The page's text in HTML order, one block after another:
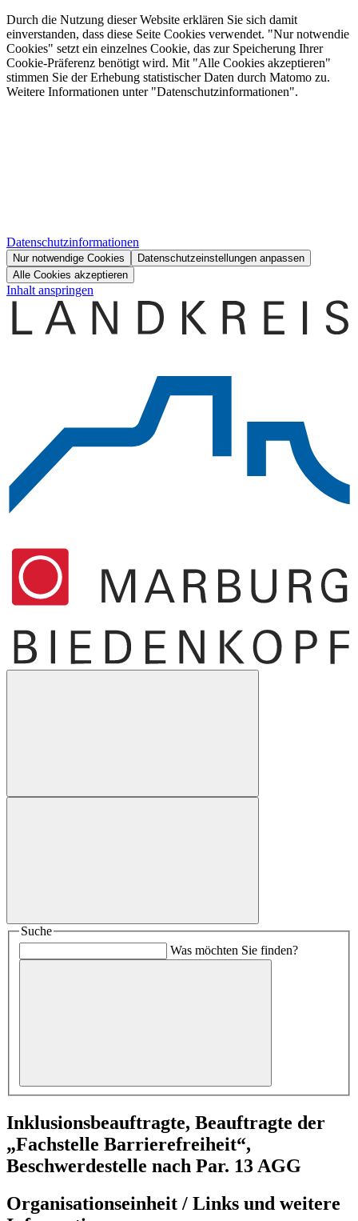
Durch die Nutzung dieser Website erklären Sie sich damit
einverstanden, dass diese Seite Cookies verwendet. "Nur notwendie
Cookies" setzt ein einzelnes Cookie, das zur Speicherung Ihrer
Cookie-Präferenz benötigt wird. Mit "Alle Cookies akzeptieren"
stimmen Sie der Erhebung statistischer Daten durch Matomo zu.
Weitere Informationen unter "Datenschutzinformationen".
Datenschutzinformationen
Nur notwendige Cookies
Datenschutzeinstellungen anpassen
Alle Cookies akzeptieren
Inhalt anspringen
Suche
Was möchten Sie finden?
Inklusionsbeauftragte, Beauftragte der
„Fachstelle Barrierefreiheit“,
Beschwerdestelle nach Par. 13 AGG
Organisationseinheit / Links und weitere